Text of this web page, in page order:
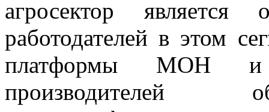
агросектор
работодателей в этом
платформы МОН и
производителей